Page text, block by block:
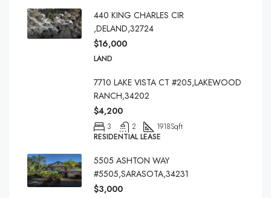
440 KING CHARLES CIR
,DELAND,32724
$16,000
LAND
7710 LAKE VISTA CT #205,LAKEWOOD
RANCH,34202
$4,200
3 2 1918Sqft
RESIDENTIAL LEASE
5505 ASHTON WAY
#5505,SARASOTA,34231
$3,000